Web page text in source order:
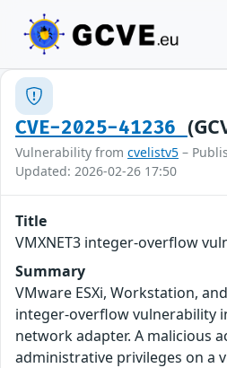
CVE-2025-41236
Vulnerability from cvelistv5 –
Updated: 2026-02-26 17:50
Title
VMXNET3 integer-overflow
Summary
VMware ESXi, Workstation,
integer-overflow vulnerability
network adapter. A malicious
administrative privileges on a